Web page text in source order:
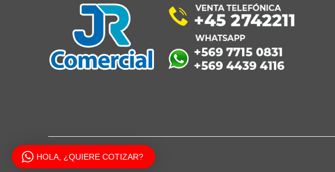
JR COMERCIAL 2020
HOLA, ¿QUIERE COTIZAR?